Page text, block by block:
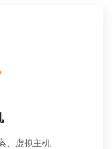
、虚拟主机